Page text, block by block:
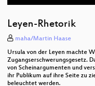
our darknet and its
Fußgängernavigation
Die Ereignisse des
Leyen-Rhetorik
maha/Martin Haase
Ursula von der Leyen machte
Zugangserschwerungsgesetz.
von Scheinargumenten und
ihr Publikum auf ihre Seite zu
beleuchtet werden.